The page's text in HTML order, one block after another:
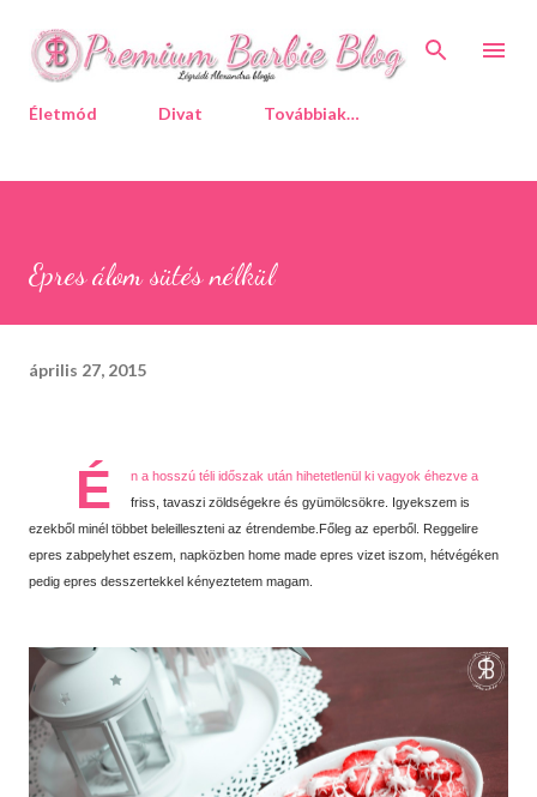
Életmód Divat Továbbiak…
Epres álom sütés nélkül
április 27, 2015
É
n a hosszú téli időszak után hihetetlenül ki vagyok éhezve a
friss, tavaszi zöldségekre és gyümölcsökre. Igyekszem is
ezekből minél többet beleilleszteni az étrendembe.Főleg az eperből. Reggelire
epres zabpelyhet eszem, napközben home made epres vizet iszom, hétvégéken
pedig epres desszertekkel kényeztetem magam.